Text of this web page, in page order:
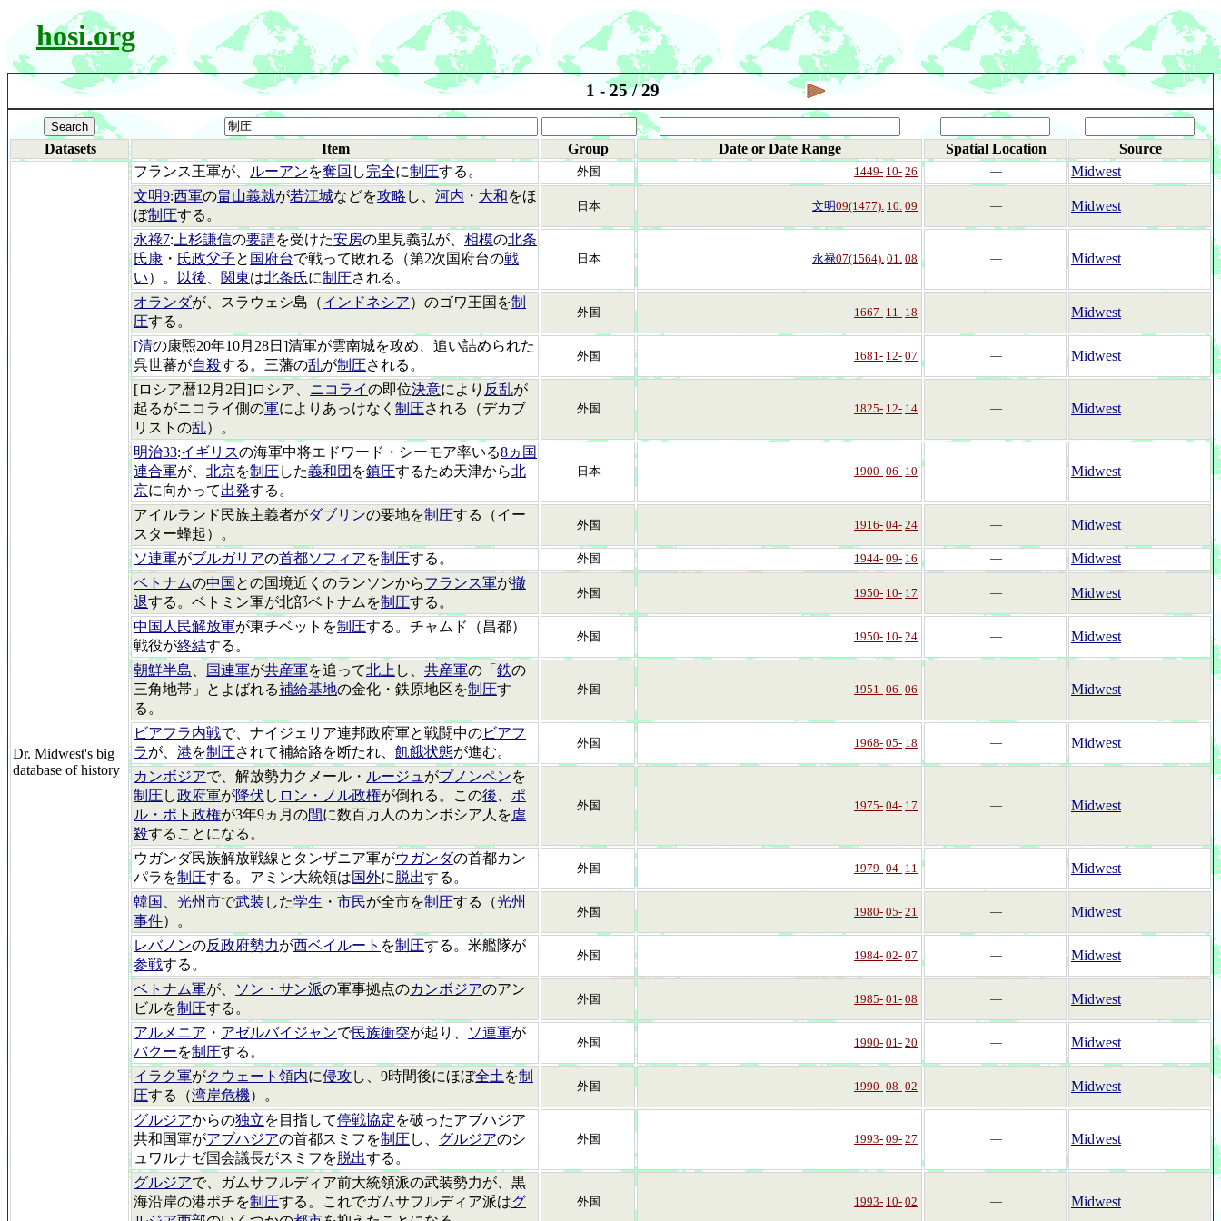
hosi.org
1 - 25 / 29
Datasets Item Group Date or Date Range Spatial Location Source
Dr. Midwest's big
database of history
フランス王軍が、 ルーアンを奪回 し完全に制圧する。 外国 1449- 10- 26 ―
Midwest
文明9:西軍の畠山義就が若江城などを攻略 し、 河内 ・ 大和をほ
ぼ制圧する。
日本 文明09(1477). 10. 09 ― Midwest
永祿7: 上杉謙信の要請を受けた安房の里見義弘が、 相模の北条
氏康 ・ 氏政父子と 国府台で戦って敗れる（第2次国府台の戦
い）。 以後 関東は北条氏に制圧される。
日本 永禄07(1564). 01. 08 ― Midwest
オランダが、スラウェシ島（インドネシア）のゴワ王国を制
圧する。
外国 1667- 11- 18 ― Midwest
[清の康煕20年10月28日]清軍が雲南城を攻め、追い詰められた
呉世蕃が自殺する。三藩の乱が制圧される。
外国 1681- 12- 07 ― Midwest
[ロシア暦12月2日]ロシア、 ニコライの即位決意により 反乱が
起るがニコライ側の軍によりあっけなく 制圧される（デカブ
リストの乱）。
外国 1825- 12- 14 ― Midwest
明治33:イギリスの海軍中将エドワード・シーモア率いる8ヵ国
連合軍が、 北京を制圧した義和団 を鎮圧するため天津から北
京に向かって出発する。
日本 1900- 06- 10 ― Midwest
アイルランド民族主義者がダブリンの要地を制圧する（イー
スター蜂起）。
外国 1916- 04- 24 ― Midwest
ソ連軍がブルガリアの首都ソフィアを制圧する。 外国 1944- 09- 16 ―
Midwest
ベトナムの中国 との国境近くのランソンからフランス軍が撤
退する。ベトミン軍が北部ベトナムを制圧する。
外国 1950- 10- 17 ― Midwest
中国人民解放軍が東チベットを制圧する。チャムド（昌都）
戦役が終結する。
外国 1950- 10- 24 ― Midwest
朝鮮半島 国連軍が共産軍を追って北上 し、 共産軍の「 鉄の
三角地帯」とよばれる補給基地の金化・鉄原地区を制圧す
る。
外国 1951- 06- 06 ― Midwest
ビアフラ内戦で、ナイジェリア連邦政府軍と戦闘中のビアフ
ラが、 港を制圧されて補給路を断たれ、 飢餓状態が進む。
外国 1968- 05- 18 ― Midwest
カンボジアで、解放勢力クメール・ ルージュ がプノンペンを
制圧し政府軍が降伏 し ロン・ノル政権が倒れる。この後
ポ
ル・ポト政権が3年9ヵ月の間に数百万人のカンボシア人を虐
殺することになる。
外国 1975- 04- 17 ― Midwest
ウガンダ民族解放戦線とタンザニア軍がウガンダの首都カン
パラを制圧する。アミン大統領は国外に脱出する。
外国 1979- 04- 11 ― Midwest
韓国 光州市で武装 した学生 ・ 市民が全市を制圧する（光州
事件）。
外国 1980- 05- 21 ― Midwest
レバノンの反政府勢力が西ベイルート を制圧する。米艦隊が
参戦する。
外国 1984- 02- 07 ― Midwest
ベトナム軍が、 ソン・サン派の軍事拠点のカンボジアのアン
ビルを制圧する。
外国 1985- 01- 08 ― Midwest
アルメニア ・ アゼルバイジャンで民族衝突が起り、 ソ連軍が
バクーを制圧する。
外国 1990- 01- 20 ― Midwest
イラク軍がクウェート領内に侵攻し、9時間後にほぼ全土 を制
圧する（湾岸危機）。
外国 1990- 08- 02 ― Midwest
グルジアからの独立を目指して停戦協定を破ったアブハジア
共和国軍がアブハジアの首都スミフを制圧し、 グルジアのシ
ュワルナゼ国会議長がスミフを脱出する。
外国 1993- 09- 27 ― Midwest
グルジアで、ガムサフルディア前大統領派の武装勢力が、黒
海沿岸の港ポチを制圧する。これでガムサフルディア派はグ
外国 1993- 10- 02 ― Midwest